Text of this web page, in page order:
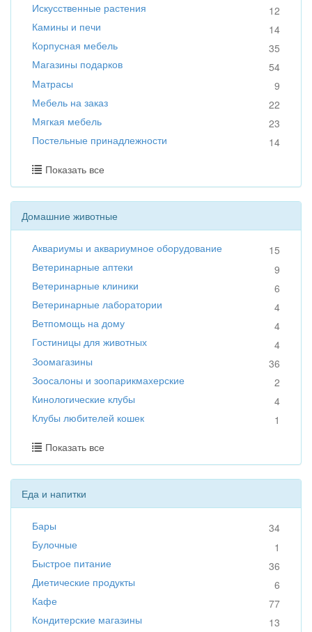
Искусственные растения
12
Камины и печи
14
Корпусная мебель
35
Магазины подарков
54
Матрасы
9
Мебель на заказ
22
Мягкая мебель
23
Постельные принадлежности
14
Показать все
Домашние животные
Аквариумы и аквариумное оборудование
15
Ветеринарные аптеки
9
Ветеринарные клиники
6
Ветеринарные лаборатории
4
Ветпомощь на дому
4
Гостиницы для животных
4
Зоомагазины
36
Зоосалоны и зоопарикмахерские
2
Кинологические клубы
4
Клубы любителей кошек
1
Показать все
Еда и напитки
Бары
34
Булочные
1
Быстрое питание
36
Диетические продукты
6
Кафе
77
Кондитерские магазины
13